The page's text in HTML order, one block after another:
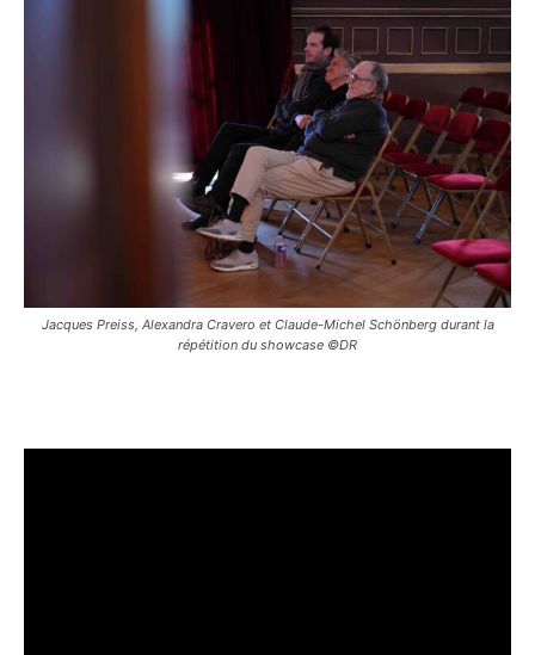
Jacques Preiss, Alexandra Cravero et Claude-Michel Schönberg durant la
répétition du showcase ©DR